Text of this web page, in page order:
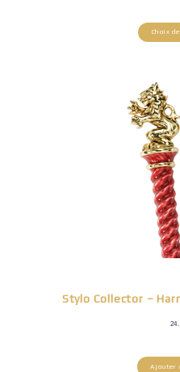
Choix
Stylo Collector –
Ajouter